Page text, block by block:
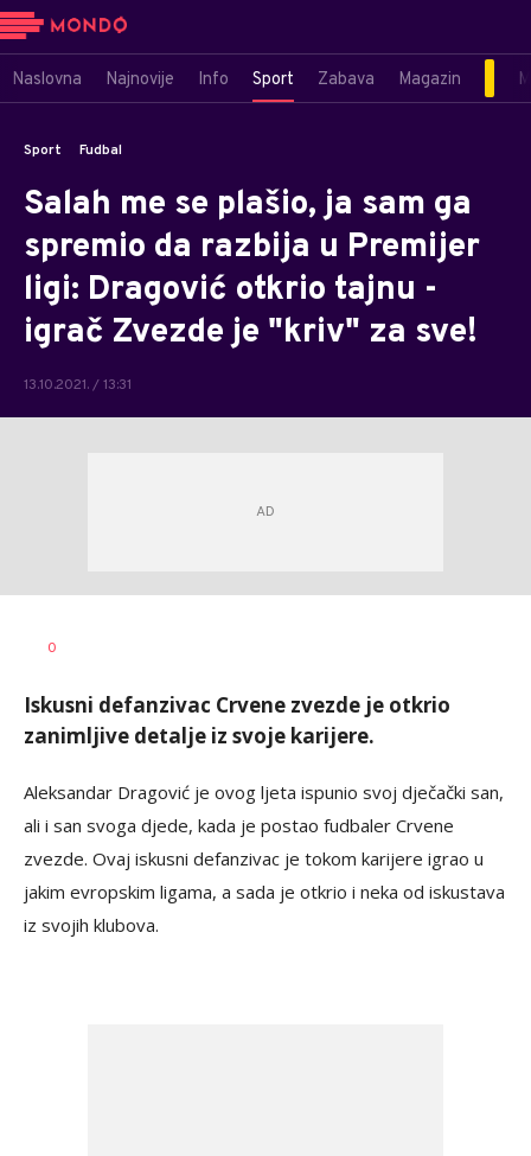
Naslovna Najnovije Info Sport Zabava Magazin
Sport Fudbal
Salah me se plašio, ja sam ga
spremio da razbija u Premijer
ligi: Dragović otkrio tajnu -
igrač Zvezde je "kriv" za sve!
13.10.2021. / 13:31
AUTOR
0
Iskusni defanzivac Crvene zvezde je otkrio
zanimljive detalje iz svoje karijere.
Aleksandar Dragović je ovog ljeta ispunio svoj dječački san,
ali i san svoga djede, kada je postao fudbaler Crvene
zvezde. Ovaj iskusni defanzivac je tokom karijere igrao u
jakim evropskim ligama, a sada je otkrio i neka od iskustava
iz svojih klubova.